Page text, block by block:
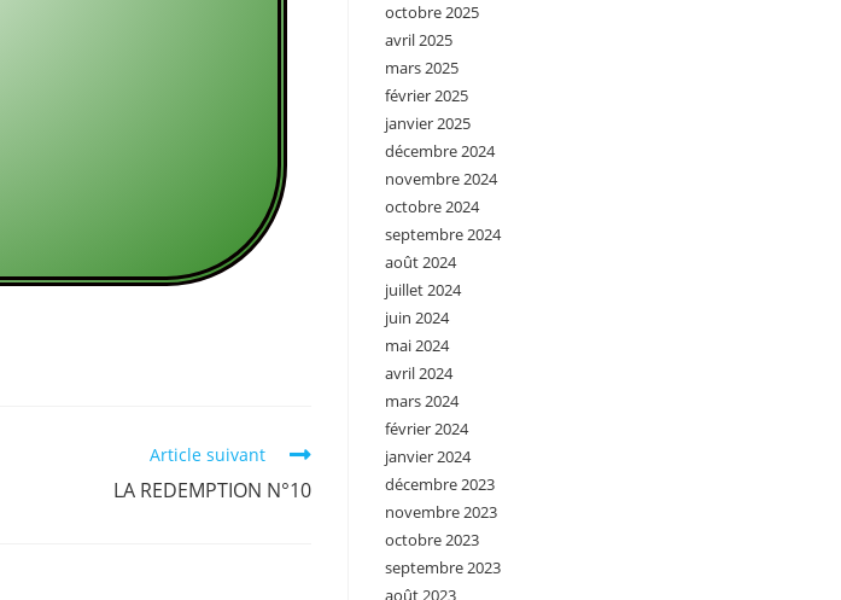
Article suivant
LA REDEMPTION N°10
octobre 2025
avril 2025
mars 2025
février 2025
janvier 2025
décembre 2024
novembre 2024
octobre 2024
septembre 2024
août 2024
juillet 2024
juin 2024
mai 2024
avril 2024
mars 2024
février 2024
janvier 2024
décembre 2023
novembre 2023
octobre 2023
septembre 2023
août 2023